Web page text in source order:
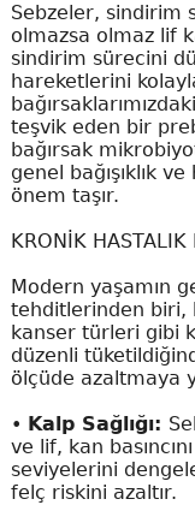
Sebzeler, sindirim
olmazsa olmaz lif
sindirim sürecini
hareketlerini
teşvik eden bir
bağırsak
genel bağışıklık
önem taşır.
KRONİK HASTALIK
Modern yaşamın
tehditlerinden biri,
kanser türleri gibi
düzenli
ölçüde azaltmaya
• Kalp Sağlığı:
ve lif, kan
seviyelerini
felç riskini azaltır.